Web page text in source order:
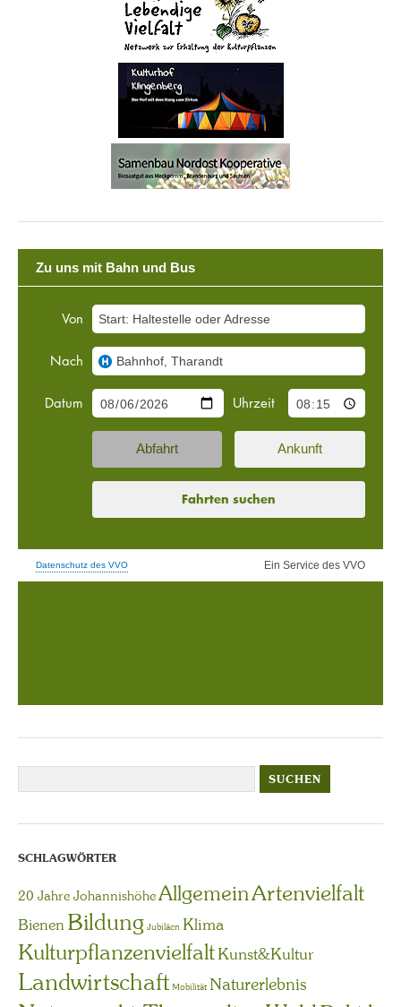
SCHLAGWÖRTER
20 Jahre JohannishöheAllgemeinArtenvielfalt
Bienen Bildung Jubiläen Klima
KulturpflanzenvielfaltKunst&Kultur
Landwirtschaft Mobilität Naturerlebnis